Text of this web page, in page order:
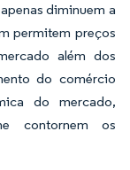
diminuem a
permitem preços
além dos
do comércio
do mercado,
contornem os